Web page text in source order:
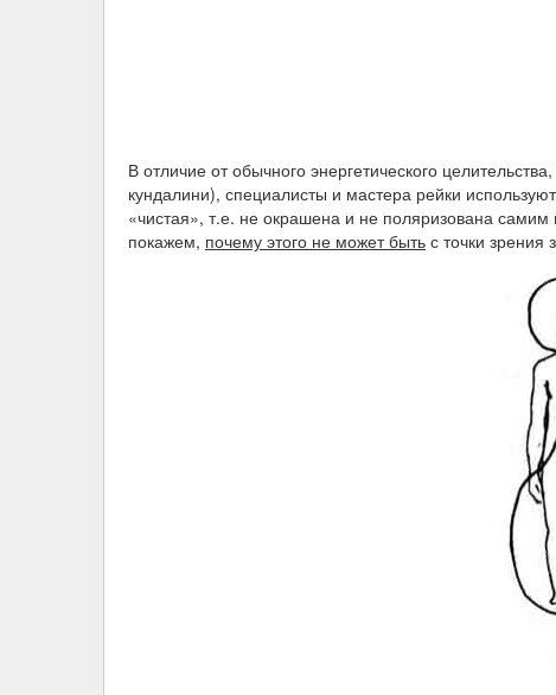
В отличие от обычного энергетического
кундалини), специалисты и мастера рейки
«чистая», т.е. не окрашена и не поляризована
покажем, почему этого не может быть с точки зрения